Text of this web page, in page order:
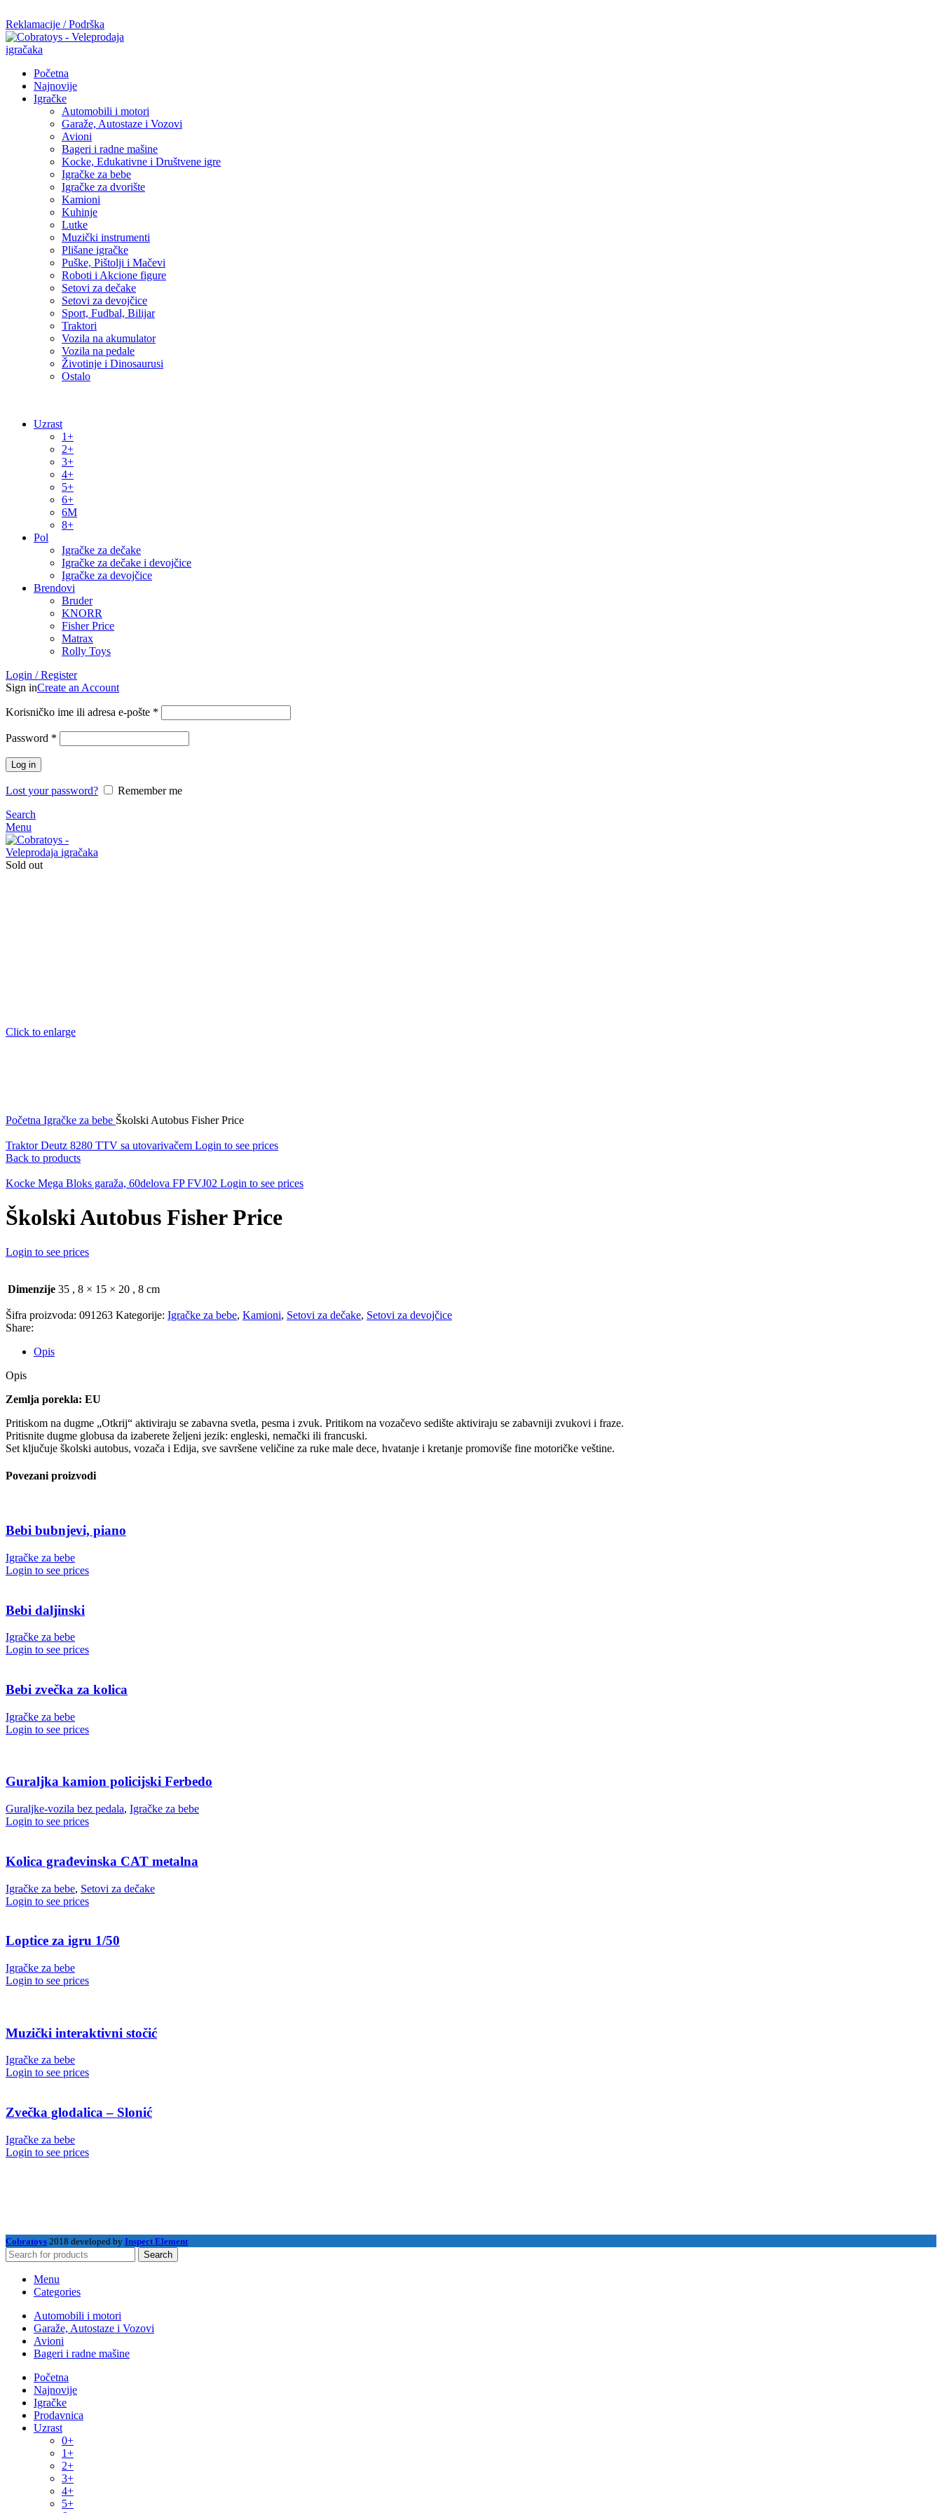
Reklamacije / Podrška
Početna
Najnovije
Igračke
Automobili i motori
Garaže, Autostaze i Vozovi
Avioni
Bageri i radne mašine
Kocke, Edukativne i Društvene igre
Igračke za bebe
Igračke za dvorište
Kamioni
Kuhinje
Lutke
Muzički instrumenti
Plišane igračke
Puške, Pištolji i Mačevi
Roboti i Akcione figure
Setovi za dečake
Setovi za devojčice
Sport, Fudbal, Bilijar
Traktori
Vozila na akumulator
Vozila na pedale
Životinje i Dinosaurusi
Ostalo
Uzrast
1+
2+
3+
4+
5+
6+
6M
8+
Pol
Igračke za dečake
Igračke za dečake i devojčice
Igračke za devojčice
Brendovi
Bruder
KNORR
Fisher Price
Matrax
Rolly Toys
Login / Register
Sign inCreate an Account
Korisničko ime ili adresa e-pošte *
Password *
Log in
Lost your password?
Remember me
Search
Menu
Sold out
Click to enlarge
Početna Igračke za bebe Školski Autobus Fisher Price
Traktor Deutz 8280 TTV sa utovarivačem Login to see prices
Back to products
Kocke Mega Bloks garaža, 60delova FP FVJ02 Login to see prices
Školski Autobus Fisher Price
Login to see prices
Dimenzije 35 , 8 × 15 × 20 , 8 cm
Šifra proizvoda: 091263 Kategorije: Igračke za bebe, Kamioni, Setovi za dečake, Setovi za devojčice
Share:
Opis
Opis
Zemlja porekla: EU
Pritiskom na dugme „Otkrij“ aktiviraju se zabavna svetla, pesma i zvuk. Pritikom na vozačevo sedište aktiviraju se zabavniji zvukovi i fraze.
Pritisnite dugme globusa da izaberete željeni jezik: engleski, nemački ili francuski.
Set ključuje školski autobus, vozača i Edija, sve savršene veličine za ruke male dece, hvatanje i kretanje promoviše fine motoričke veštine.
Povezani proizvodi
Bebi bubnjevi, piano
Igračke za bebe
Login to see prices
Bebi daljinski
Igračke za bebe
Login to see prices
Bebi zvečka za kolica
Igračke za bebe
Login to see prices
Guraljka kamion policijski Ferbedo
Guraljke-vozila bez pedala, Igračke za bebe
Login to see prices
Kolica građevinska CAT metalna
Igračke za bebe, Setovi za dečake
Login to see prices
Loptice za igru 1/50
Igračke za bebe
Login to see prices
Muzički interaktivni stočić
Igračke za bebe
Login to see prices
Zvečka glodalica – Slonić
Igračke za bebe
Login to see prices
Cobratoys 2018 developed by Inspect Element
Search
Menu
Categories
Automobili i motori
Garaže, Autostaze i Vozovi
Avioni
Bageri i radne mašine
Početna
Najnovije
Igračke
Prodavnica
Uzrast
0+
1+
2+
3+
4+
5+